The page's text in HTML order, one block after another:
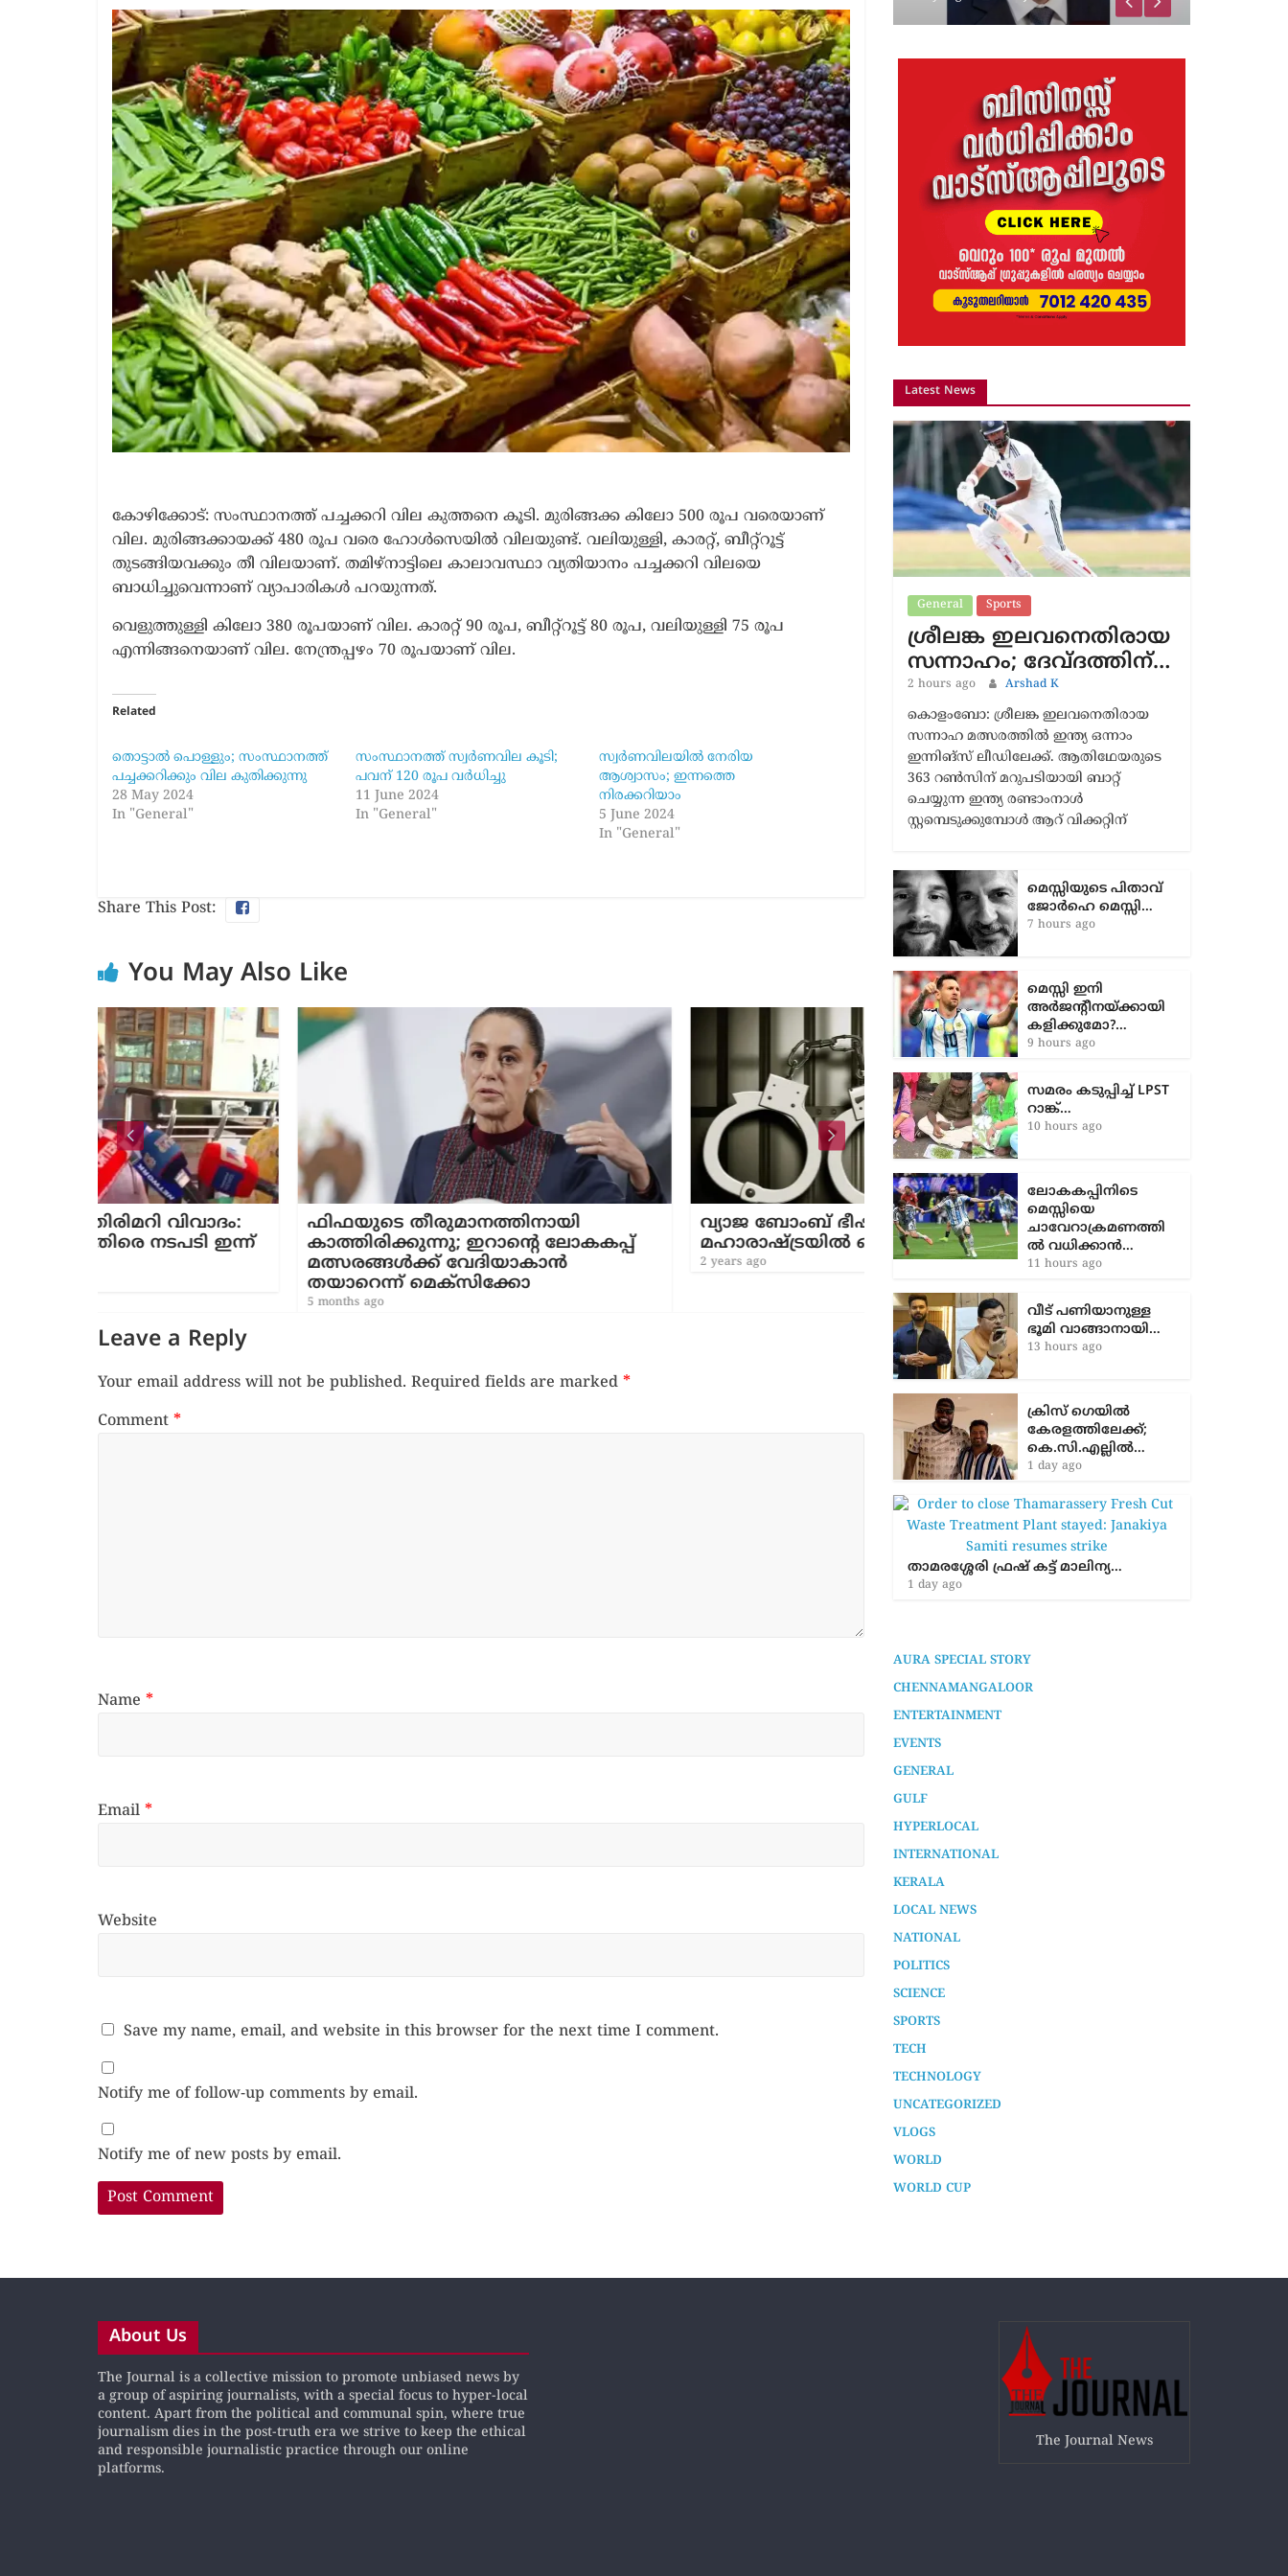
കോഴിക്കോട്: സംസ്ഥാനത്ത് പച്ചക്കറി വില കുത്തനെ കൂടി. മുരിങ്ങക്ക കിലോ 500 രൂപ വരെയാണ്
വില. മുരിങ്ങക്കായക്ക് 480 രൂപ വരെ ഹോൾസെയിൽ വിലയുണ്ട്. വലിയുള്ളി, കാരറ്റ്, ബീറ്റ്‌റൂട്ട്
തുടങ്ങിയവക്കും തീ വിലയാണ്. തമിഴ്‌നാട്ടിലെ കാലാവസ്ഥാ വ്യതിയാനം പച്ചക്കറി വിലയെ
ബാധിച്ചുവെന്നാണ് വ്യാപാരികൾ പറയുന്നത്.
വെളുത്തുള്ളി കിലോ 380 രൂപയാണ് വില. കാരറ്റ് 90 രൂപ, ബീറ്റ്‌റൂട്ട് 80 രൂപ, വലിയുള്ളി 75 രൂപ
എന്നിങ്ങനെയാണ് വില. നേന്ത്രപ്പഴം 70 രൂപയാണ് വില.
Related
തൊട്ടാല്‍ പൊള്ളും; സംസ്ഥാനത്ത്
പച്ചക്കറിക്കും വില കുതിക്കുന്നു
28 May 2024
In "General"
സംസ്ഥാനത്ത് സ്വർണവില കൂടി;
പവന് 120 രൂപ വർധിച്ചു
11 June 2024
In "General"
സ്വർണവിലയിൽ നേരിയ
ആശ്വാസം; ഇന്നത്തെ
നിരക്കറിയാം
5 June 2024
In "General"
Share This Post:
You May Also Like
ഫിഫയുടെ തീരുമാനത്തിനായി
കാത്തിരിക്കുന്നു; ഇറാന്‍റെ ലോകകപ്പ്
മത്സരങ്ങൾക്ക് വേദിയാകാൻ
തയാറെന്ന് മെക്സിക്കോ
വ്യാജ ബോംബ് ഭീഷണി;
മഹാരാഷ്ട്രയിൽ ഒരാൾ അറസ്റ്റിൽ
2 years ago
രക്തസാക്ഷി ഫണ്ട് തിരിമറി വിവാദം:
കുഞ്ഞിക്കൃഷ്ണനെതിരെ നടപടി ഇന്ന്
ഉണ്ടായേക്കും
Leave a Reply
Your email address will not be published. Required fields are marked *
Comment *
Name *
Email *
Website
Save my name, email, and website in this browser for the next time I comment.
Notify me of follow-up comments by email.
Notify me of new posts by email.
1 year ago The Journal
സ്കൂട്ടറിലെ പടക്കം
പൊട്ടിത്തെറിച്ചു;…
The Journal
Latest News
General Sports
ശ്രീലങ്ക ഇലവനെതിരായ
സന്നാഹം; ദേവ്ദത്തിന്…
2 hours ago Arshad K
കൊളംബോ: ശ്രീലങ്ക ഇലവനെതിരായ
സന്നാഹ മത്സരത്തിൽ ഇന്ത്യ ഒന്നാം
ചെയ്യുന്ന ഇന്ത്യ രണ്ടാംനാൾ
സ്റ്റമ്പെടുക്കുമ്പോൾ ആറ് വിക്കറ്റിന്
ജോർഹെ മെസ്സി…
7 hours ago
അർജന്റീനയ്ക്കായി
കളിക്കുമോ?…
9 hours ago
റാങ്ക്…
10 hours ago
ലോകകപ്പിനിടെ
ചാവേറാക്രമണത്തി
ൽ വധിക്കാൻ…
11 hours ago
ഭൂമി വാങ്ങാനായി…
13 hours ago
കേരളത്തിലേക്ക്;
കെ.സി.എല്ലിൽ…
1 day ago
1 day ago
AURA SPECIAL STORY
CHENNAMANGALOOR
ENTERTAINMENT
EVENTS
GENERAL
GULF
HYPERLOCAL
INTERNATIONAL
KERALA
LOCAL NEWS
NATIONAL
POLITICS
SCIENCE
SPORTS
TECH
TECHNOLOGY
UNCATEGORIZED
About Us
The Journal is a collective mission to promote unbiased news by
a group of aspiring journalists, with a special focus to hyper-local
content. Apart from the political and communal spin, where true